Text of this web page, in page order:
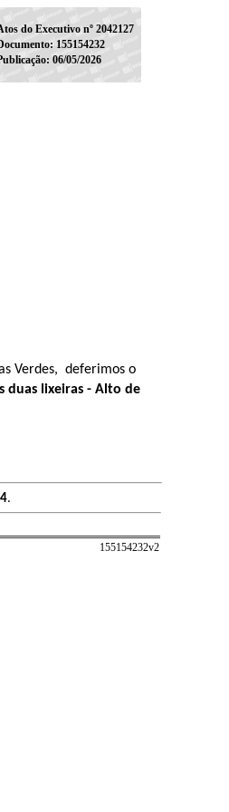
do Executivo nº 2042127
155154232
06/05/2026
Verdes, deferimos o
duas lixeiras - Alto de
.
155154232v2